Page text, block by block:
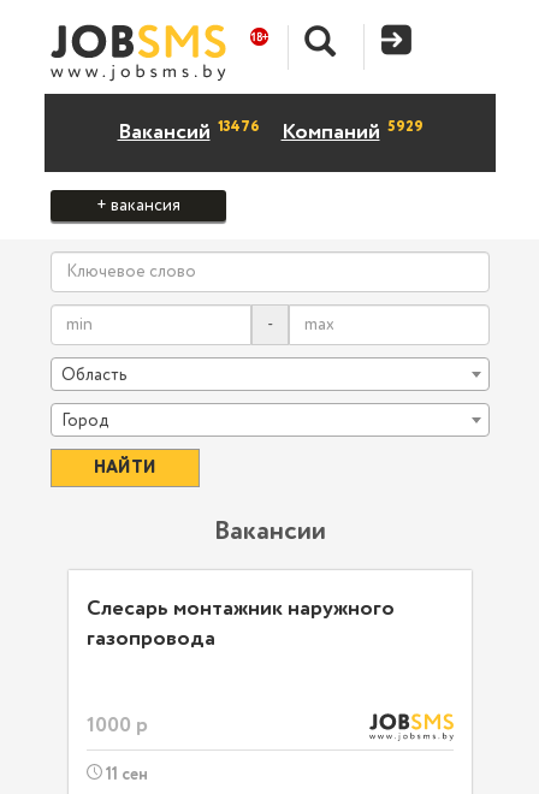
Вакансий 13476 Компаний 5929
+ вакансия
-
Область
Город
Вакансии
Слесарь монтажник наружного
газопровода
1000 р
11 сен